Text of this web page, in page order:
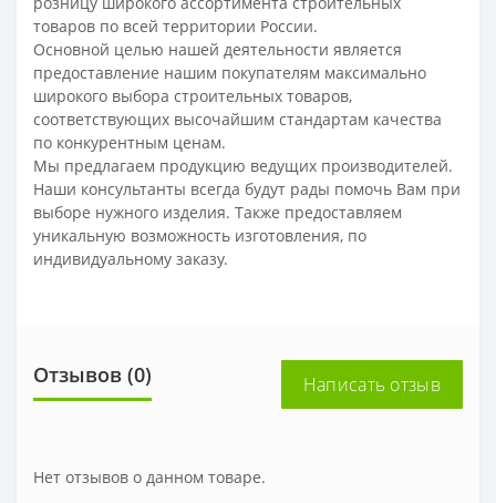
товаров по всей территории России.
Основной целью нашей деятельности является
предоставление нашим покупателям максимально
широкого выбора строительных товаров,
соответствующих высочайшим стандартам качества
по конкурентным ценам.
Мы предлагаем продукцию ведущих производителей.
Наши консультанты всегда будут рады помочь Вам при
выборе нужного изделия. Также предоставляем
уникальную возможность изготовления, по
индивидуальному заказу.
Отзывов (0) Написать отзыв
Нет отзывов о данном товаре.